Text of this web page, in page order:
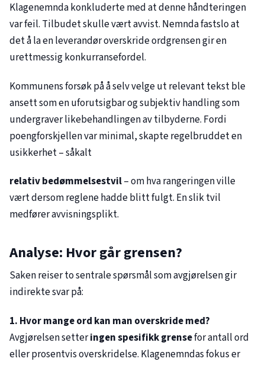
Klagenemnda konkluderte med at denne håndteringen
var feil. Tilbudet skulle vært avvist. Nemnda fastslo at
det å la en leverandør overskride ordgrensen gir en
urettmessig konkurransefordel.
Kommunens forsøk på å selv velge ut relevant tekst ble
ansett som en uforutsigbar og subjektiv handling som
undergraver likebehandlingen av tilbyderne. Fordi
poengforskjellen var minimal, skapte regelbruddet en
usikkerhet – såkalt
relativ bedømmelsestvil– om hva rangeringen ville
vært dersom reglene hadde blitt fulgt. En slik tvil
medfører avvisningsplikt.
Analyse: Hvor går grensen?
Saken reiser to sentrale spørsmål som avgjørelsen gir
indirekte svar på:
1. Hvor mange ord kan man overskride med?
Avgjørelsen setteringen spesifikk grensefor antall ord
eller prosentvis overskridelse. Klagenemndas fokus er